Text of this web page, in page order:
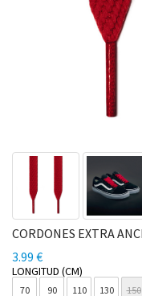
CORDONES EXTRA
3.99 €
LONGITUD (CM)
70 90 110 130 150